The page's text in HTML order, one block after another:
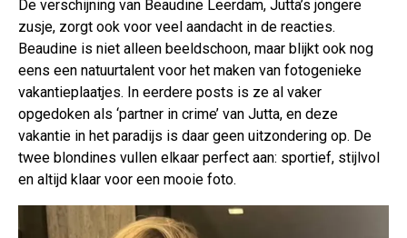
De verschijning van Beaudine Leerdam, Jutta’s jongere
zusje, zorgt ook voor veel aandacht in de reacties.
Beaudine is niet alleen beeldschoon, maar blijkt ook nog
eens een natuurtalent voor het maken van fotogenieke
vakantieplaatjes. In eerdere posts is ze al vaker
opgedoken als ‘partner in crime’ van Jutta, en deze
vakantie in het paradijs is daar geen uitzondering op. De
twee blondines vullen elkaar perfect aan: sportief, stijlvol
en altijd klaar voor een mooie foto.